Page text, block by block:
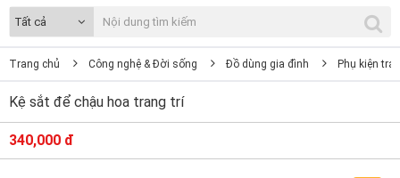
Tất cả
Trang chủ Công nghệ & Đời sống Đồ dùng gia đình Phụ kiện
Kệ sắt để chậu hoa trang trí
340,000 đ